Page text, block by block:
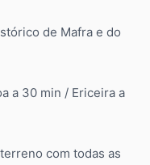
de Mafra e do
a 30 min / Ericeira a
com todas as